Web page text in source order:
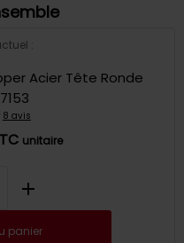
:
Acier Tête Ronde
8 avis
unitaire
add
panier